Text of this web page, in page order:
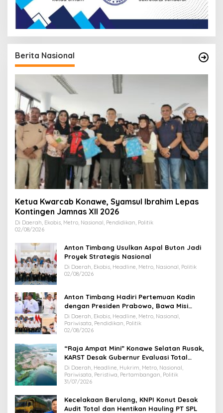
Berita Nasional
Ketua Kwarcab Konawe, Syamsul Ibrahim Lepas
Kontingen Jamnas XII 2026
Di Daerah, Ekobis, Metro, Nasional, Pendidikan, Politik
02/08/2026
Anton Timbang Usulkan Aspal Buton Jadi
Proyek Strategis Nasional
Di Daerah, Ekobis, Headline, Metro, Nasional, Politik
02/08/2026
Anton Timbang Hadiri Pertemuan Kadin
dengan Presiden Prabowo, Bawa Misi
Majukan Ekonomi Sultra
Di Daerah, Ekobis, Headline, Metro, Nasional,
Pariwisata, Pendidikan, Politik
02/08/2026
“Raja Ampat Mini” Konawe Selatan Rusak,
KARST Desak Gubernur Evaluasi Total
Dispar Sultra
Di Daerah, Headline, Hukrim, Metro, Nasional,
Pariwisata, Peristiwa, Pertambangan, Politik
31/07/2026
Kecelakaan Berulang, KNPI Konut Desak
Audit Total dan Hentikan Hauling PT SPL